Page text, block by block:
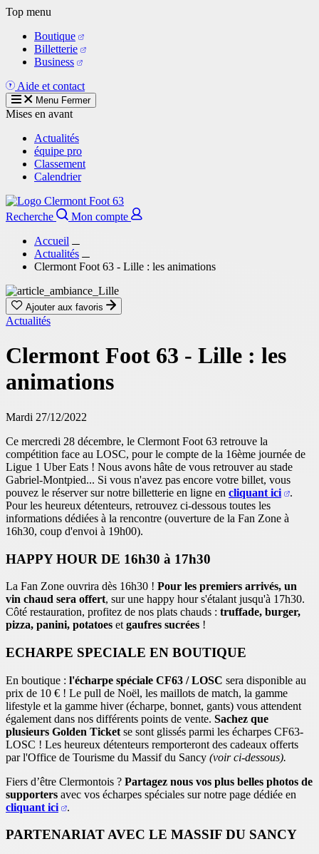
Aller
contenu
principal
Top menu
Boutique
Billetterie
Business
Aide et contact
Menu Fermer
Mises en avant
Actualités
équipe pro
Classement
Calendrier
Recherche
Mon compte
Accueil
Actualités
Clermont Foot 63 - Lille : les animations
Ajouter aux favoris
Actualités
Clermont Foot 63 - Lille : les
animations
Mardi 27/12/2022
Ce mercredi 28 décembre, le Clermont Foot 63 retrouve la
compétition face au LOSC, pour le compte de la 16ème journée de
Ligue 1 Uber Eats ! Nous avons hâte de vous retrouver au stade
Gabriel-Montpied... Si vous n'avez pas encore votre billet, vous
pouvez le réserver sur notre billetterie en ligne en cliquant ici
.
Pour les heureux détenteurs, retrouvez ci-dessous toutes les
informations dédiées à la rencontre (ouverture de la Fan Zone à
16h30, coup d'envoi à 19h00).
HAPPY HOUR DE 16h30 à 17h30
La Fan Zone ouvrira dès 16h30 ! Pour les premiers arrivés, un
vin chaud sera offert, sur une happy hour s'étalant jusqu'à 17h30.
Côté restauration, profitez de nos plats chauds : truffade, burger,
pizza, panini, potatoes et gaufres sucrées !
ECHARPE SPECIALE EN BOUTIQUE
En boutique : l'écharpe spéciale CF63 / LOSC sera disponible au
prix de 10 € ! Le pull de Noël, les maillots de match, la gamme
lifestyle et la gamme hiver (écharpe, bonnet, gants) vous attendent
également dans nos différents points de vente. Sachez que
plusieurs Golden Ticket se sont glissés parmi les écharpes CF63-
LOSC ! Les heureux détenteurs remporteront des cadeaux offerts
par l'Office de Tourisme du Massif du Sancy (voir ci-dessous).
Fiers d’être Clermontois ? Partagez nous vos plus belles photos de
supporters avec vos écharpes spéciales sur notre page dédiée en
cliquant ici
.
PARTENARIAT AVEC LE MASSIF DU SANCY